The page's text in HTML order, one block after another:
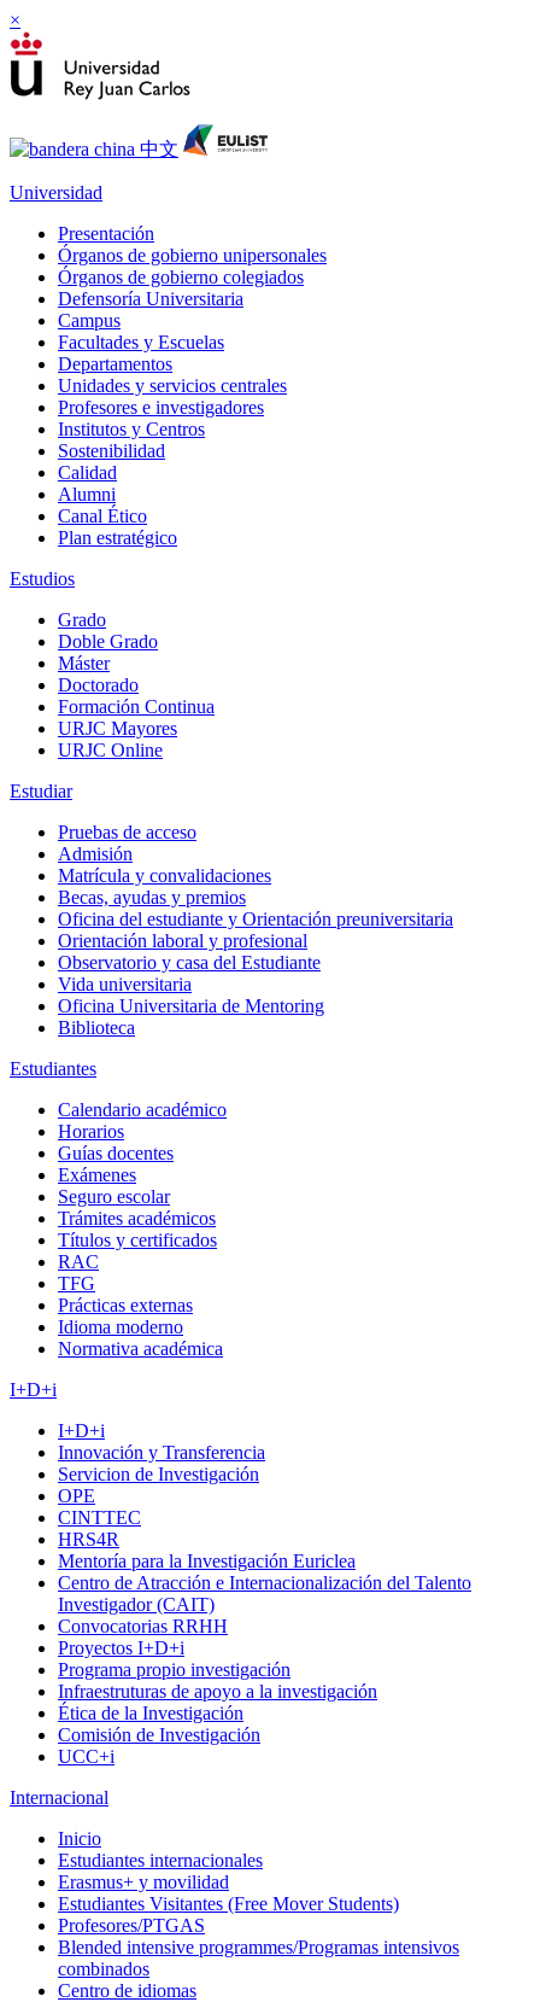
×
Universidad
Presentación
Órganos de gobierno unipersonales
Órganos de gobierno colegiados
Defensoría Universitaria
Campus
Facultades y Escuelas
Departamentos
Unidades y servicios centrales
Profesores e investigadores
Institutos y Centros
Sostenibilidad
Calidad
Alumni
Canal Ético
Plan estratégico
Estudios
Grado
Doble Grado
Máster
Doctorado
Formación Continua
URJC Mayores
URJC Online
Estudiar
Pruebas de acceso
Admisión
Matrícula y convalidaciones
Becas, ayudas y premios
Oficina del estudiante y Orientación preuniversitaria
Orientación laboral y profesional
Observatorio y casa del Estudiante
Vida universitaria
Oficina Universitaria de Mentoring
Biblioteca
Estudiantes
Calendario académico
Horarios
Guías docentes
Exámenes
Seguro escolar
Trámites académicos
Títulos y certificados
RAC
TFG
Prácticas externas
Idioma moderno
Normativa académica
I+D+i
I+D+i
Innovación y Transferencia
Servicion de Investigación
OPE
CINTTEC
HRS4R
Mentoría para la Investigación Euriclea
Centro de Atracción e Internacionalización del Talento
Investigador (CAIT)
Convocatorias RRHH
Proyectos I+D+i
Programa propio investigación
Infraestruturas de apoyo a la investigación
Ética de la Investigación
Comisión de Investigación
UCC+i
Internacional
Inicio
Estudiantes internacionales
Erasmus+ y movilidad
Estudiantes Visitantes (Free Mover Students)
Profesores/PTGAS
Blended intensive programmes/Programas intensivos
combinados
Centro de idiomas